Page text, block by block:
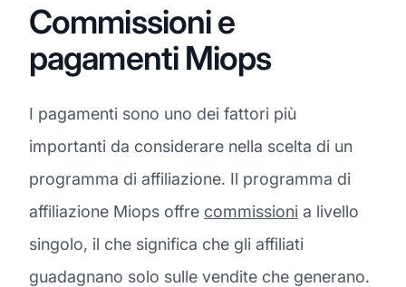
Commissioni e
pagamenti Miops
I pagamenti sono uno dei fattori più
importanti da considerare nella scelta di un
programma di affiliazione. Il programma di
affiliazione Miops offre commissioni a livello
singolo, il che significa che gli affiliati
guadagnano solo sulle vendite che generano.